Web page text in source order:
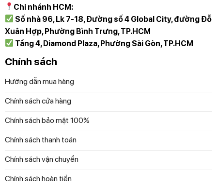
Chi nhánh HCM:
Số nhà 96, Lk 7-18, Đường số 4 Global City, đường Đỗ
Xuân Hợp, Phường Bình Trưng, TP.HCM
Tầng 4, Diamond Plaza, Phường Sài Gòn, TP.HCM
Chính sách
Hướng dẫn mua hàng
Chính sách cửa hàng
Chính sách bảo mật 100%
Chính sách thanh toán
Chính sách vận chuyển
Chính sách hoàn tiền